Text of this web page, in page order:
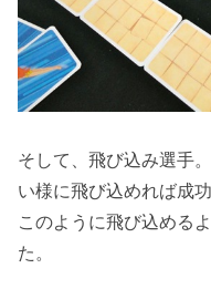
そして、飛び込み選手
い様に飛び込めれば成
このように飛び込める
た。